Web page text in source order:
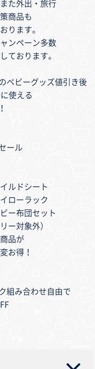
た外出・旅行
商品も
ります。
ンペーン多数
ております。
ベビーグッズ値引き後
使える
ール
ルドシート
ローラック
ー布団セット
ー対象外）
品が
お得！
組み合わせ自由で